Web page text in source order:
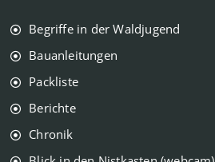
Begriffe in der Waldjugend
Bauanleitungen
Packliste
Berichte
Chronik